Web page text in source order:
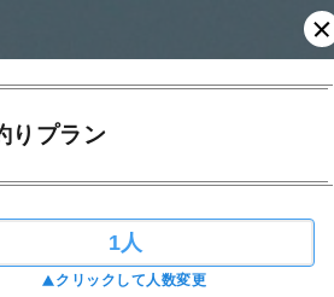
りプラン
1人
クリックして人数変更